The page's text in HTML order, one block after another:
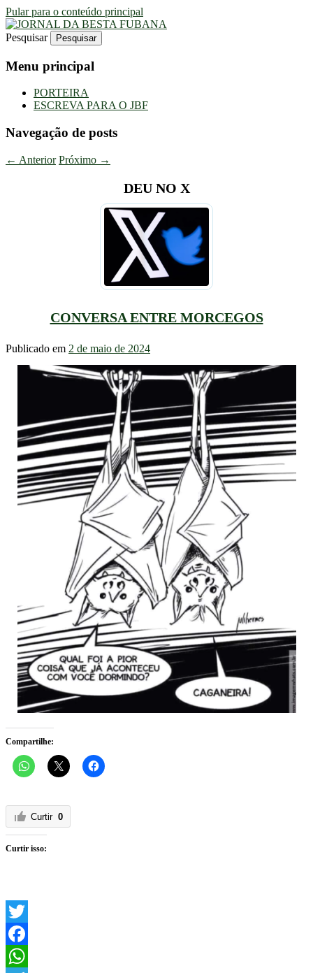
Pular para o conteúdo principal
JORNAL DA BESTA FUBANA
Uma Gazeta Escrota
Pesquisar
Menu principal
PORTEIRA
ESCREVA PARA O JBF
Navegação de posts
← Anterior Próximo →
DEU NO X
CONVERSA ENTRE MORCEGOS
Publicado em 2 de maio de 2024
Compartilhe:
Curtir 0
Curtir isso:
Twitter
Facebook